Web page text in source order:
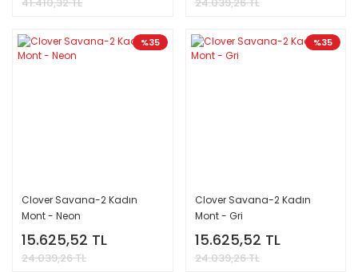
%35
Clover Savana-2 Kadın
Mont - Neon
15.625,52 TL
24.039,26 TL
%35
Clover Savana-2 Kadın
Mont - Gri
15.625,52 TL
24.039,26 TL